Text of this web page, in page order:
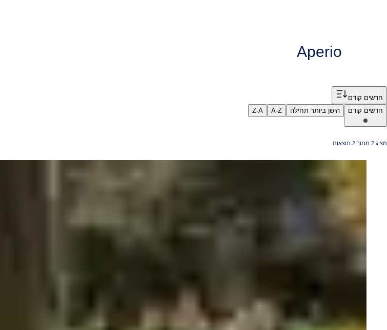
Aperio
חדשים קודם
חדשים קודם
הישן ביותר תחילה A-Z
Z-A
מציג ⁦2⁩ מתוך ⁦2⁩ תוצאות